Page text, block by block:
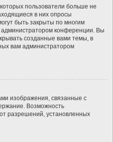
пользователи больше не
в них опросы
быть закрыты по многим
конференции. Вы
созданные вами темы, в
вам администратором
изображения, связанные с
Возможность
разрешений, установленных